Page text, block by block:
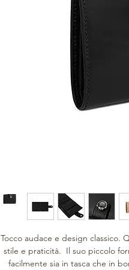
Tocco audace e design classico.
stile e praticità. Il suo piccolo
facilmente sia in tasca che in